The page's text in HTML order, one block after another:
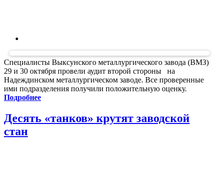
Специалисты Выксунского металлургического завода (ВМЗ)
29 и 30 октября провели аудит второй стороны на
Надеждинском металлургическом заводе. Все проверенные
ими подразделения получили положительную оценку.
Подробнее
Десять «танков» крутят заводской
стан